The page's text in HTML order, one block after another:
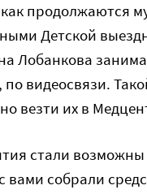
продолжаются
Детской
Лобанкова
по видеосвязи.
везти их в
стали
вами собрали